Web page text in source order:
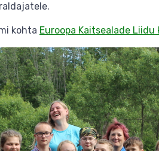
kohta Euroopa Kaitsealade